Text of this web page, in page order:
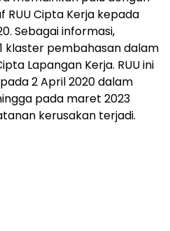
Cipta Kerja kepada
Sebagai informasi,
klaster pembahasan dalam
Lapangan Kerja. RUU ini
2 April 2020 dalam
pada maret 2023
kerusakan terjadi.